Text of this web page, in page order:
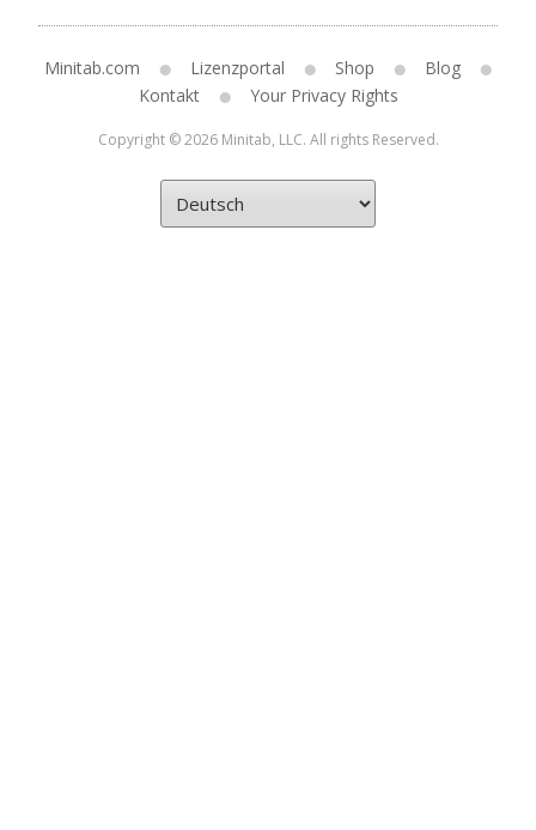
Minitab.com Lizenzportal Shop
Blog
Kontakt
Your Privacy Rights
Copyright © 2026 Minitab, LLC. All rights Reserved.